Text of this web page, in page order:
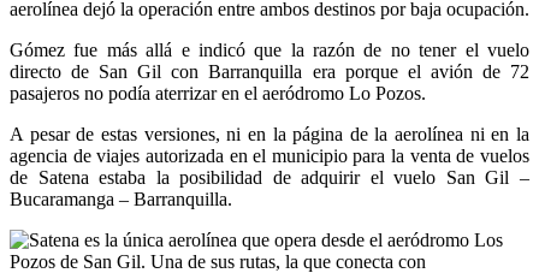
aerolínea dejó la operación entre ambos destinos por baja ocupación.
Gómez fue más allá e indicó que la razón de no tener el vuelo
directo de San Gil con Barranquilla era porque el avión de 72
pasajeros no podía aterrizar en el aeródromo Lo Pozos.
A pesar de estas versiones, ni en la página de la aerolínea ni en la
agencia de viajes autorizada en el municipio para la venta de vuelos
de Satena estaba la posibilidad de adquirir el vuelo San Gil –
Bucaramanga – Barranquilla.